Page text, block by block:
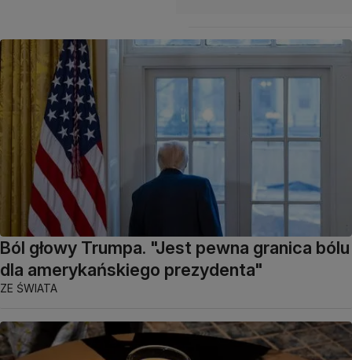
Ból głowy Trumpa. "Jest pewna granica bólu
dla amerykańskiego prezydenta"
ZE ŚWIATA